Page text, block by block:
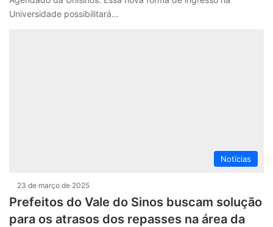
Universidade possibilitará…
Notícias
23 de março de 2025
Prefeitos do Vale do Sinos buscam solução
para os atrasos dos repasses na área da